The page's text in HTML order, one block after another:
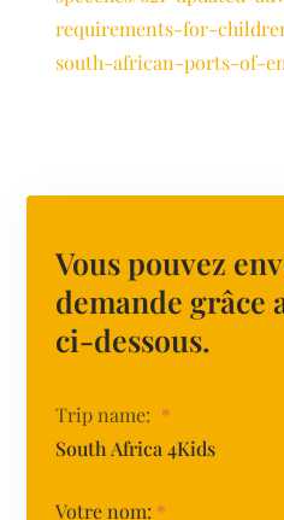
requirements-for-
south-african-ports-of-
Vous pouvez
demande grâce
ci-dessous.
Trip name: *
South Africa 4Kids
Votre nom: *